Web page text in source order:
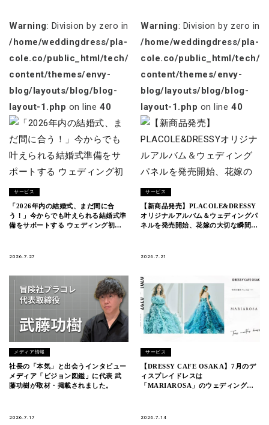
Warning: Division by zero in
/home/weddingdress/pla-
cole.co/public_html/tech/wp-
content/themes/envy-
blog/layouts/blog/blog-
layout-1.php on line40
サービス
「2026年内の結婚式、まだ間に合
う！」今からでも叶えられる結婚式準
備をサポートする ウェディング初体
2026.7.27
Warning: Division by zero in
/home/weddingdress/pla-
cole.co/public_html/tech/
content/themes/envy-
blog/layouts/blog/blog-
layout-1.php on line40
サービス
【新商品発売】PLACOLE&DRESSY
オリジナルアルバム＆ウェディングパ
ネルを発売開始、花嫁の大切な瞬間を
2026.7.21
メディア情報
社長の「本気」と出会うインタビュー
メディア「ビジョン図鑑」に代表 武
藤功樹が取材・掲載されました。
2026.7.17
サービス
【DRESSY CAFE OSAKA】7月のデ
ィスプレイドレスは
「MARIAROSA」のウェディングド
2026.7.14